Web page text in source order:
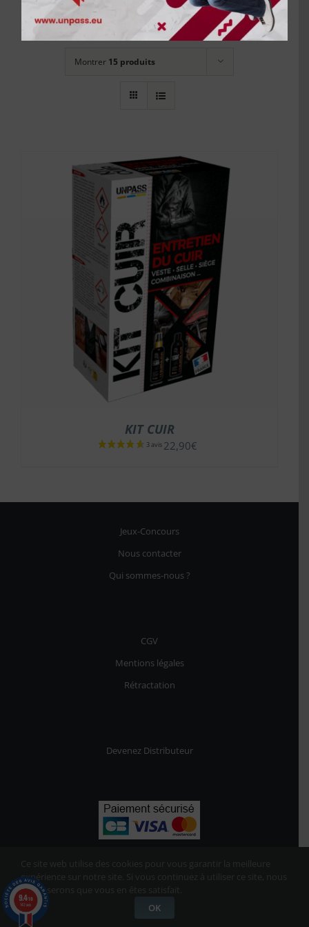
Trier par
Montrer 15 produits
KIT CUIR
22,90€
Jeux-Concours
Nous contacter
Qui sommes-nous ?
CGV
Mentions légales
Rétractation
Devenez Distributeur
Ce site web utilise des cookies pour vous garantir la meilleure
expérience sur notre site. Si vous continuez à utiliser ce site, nous
supposerons que vous en êtes satisfait.
OK
9.4/10
142 avis